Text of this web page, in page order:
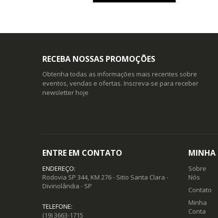
RECEBA NOSSAS PROMOÇÕES
Obtenha todas as informações mais recentes sobre
eventos, vendas e ofertas. Inscreva-se para receber
newsletter hoje
ENTRE EM CONTATO
ENDEREÇO:
Rodovia SP 344, KM 276 - Sitio Santa Clara -
Divinolândia - SP
TELEFONE:
(19) 3663-1715
MINHA
Sobre
Nós
Contato
Minha
Conta